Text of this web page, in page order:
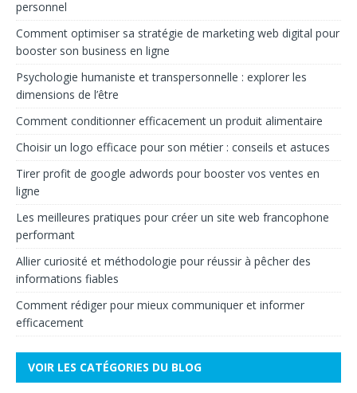
personnel
Comment optimiser sa stratégie de marketing web digital pour
booster son business en ligne
Psychologie humaniste et transpersonnelle : explorer les
dimensions de l’être
Comment conditionner efficacement un produit alimentaire
Choisir un logo efficace pour son métier : conseils et astuces
Tirer profit de google adwords pour booster vos ventes en
ligne
Les meilleures pratiques pour créer un site web francophone
performant
Allier curiosité et méthodologie pour réussir à pêcher des
informations fiables
Comment rédiger pour mieux communiquer et informer
efficacement
VOIR LES CATÉGORIES DU BLOG